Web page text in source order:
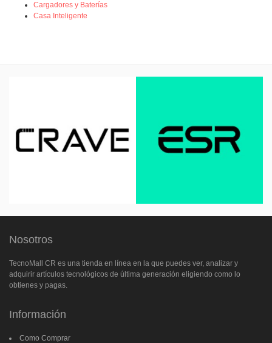
Cargadores y Baterías
Casa Inteligente
Nosotros
TecnoMall CR es una tienda en línea en la que puedes ver, analizar y
adquirir artículos tecnológicos de última generación eligiendo como lo
obtienes y pagas.
Información
Como Comprar